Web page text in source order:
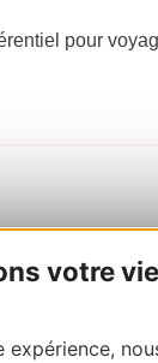
votre
expérience,
pour